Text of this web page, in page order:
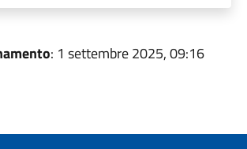
: 1 settembre 2025, 09:16